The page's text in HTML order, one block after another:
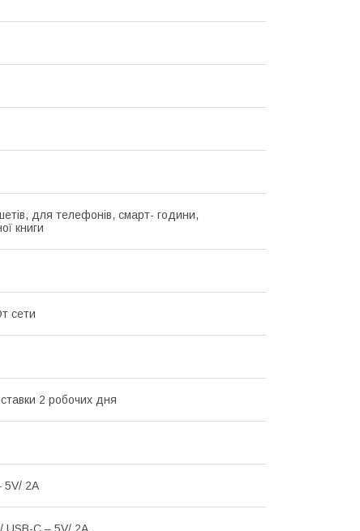
для телефонів, смарт- години,
книги
сети
2 робочих дня
5V/ 2A